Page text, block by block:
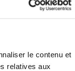
le contenu et
relatives aux
un système
ce genre de
d’accord sur
Contactez l’un